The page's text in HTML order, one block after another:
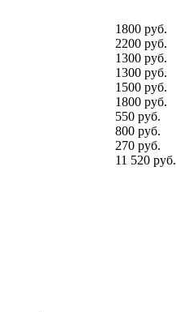
1800 руб.
2200 руб.
1300 руб.
1300 руб.
1500 руб.
1800 руб.
550 руб.
800 руб.
270 руб.
11 520 руб.